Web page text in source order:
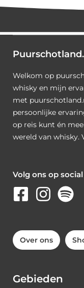
Welkom op
whisky en mijn
met
persoonlijke
op reis kunt én
wereld van whisky.
Volg ons op
Over ons
Gebieden